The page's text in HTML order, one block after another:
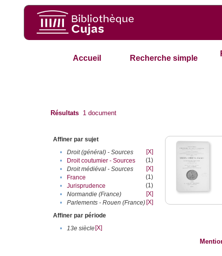
Accueil Recherche simple
Résultats 1 document
Affiner par sujet
•
Droit (général) - Sources
[X]
•
Droit coutumier - Sources
(1)
•
Droit médiéval - Sources
[X]
•
France
(1)
•
Jurisprudence
(1)
•
Normandie (France)
[X]
•
Parlements - Rouen (France) [X]
Affiner par période
•
13e siècle[X]